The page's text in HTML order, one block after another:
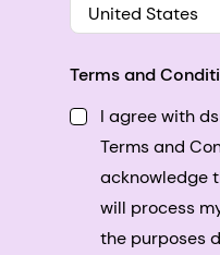
United States
Terms and
I agree with
Terms and
acknowledge
will process
the purposes